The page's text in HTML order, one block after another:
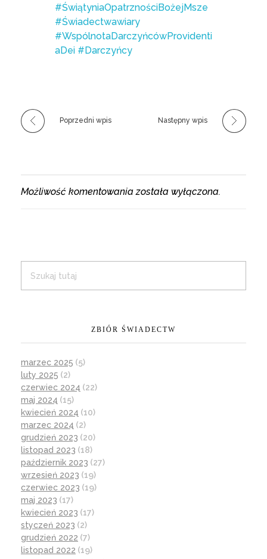
#ŚwiątyniaOpatrznościBożejMsze
#Świadectwawiary
#WspólnotaDarczyńcówProvidenti
aDei #Darczyńcy
Poprzedni wpis Następny wpis
Możliwość komentowania została wyłączona.
ZBIÓR ŚWIADECTW
marzec 2025 (5)
luty 2025 (2)
czerwiec 2024 (22)
maj 2024 (15)
kwiecień 2024 (10)
marzec 2024 (2)
grudzień 2023 (20)
listopad 2023 (18)
październik 2023 (27)
wrzesień 2023 (19)
czerwiec 2023 (19)
maj 2023 (17)
kwiecień 2023 (17)
styczeń 2023 (2)
grudzień 2022 (7)
listopad 2022 (19)